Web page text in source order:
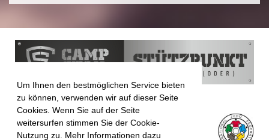
Um Ihnen den bestmöglichen Service bieten
zu können, verwenden wir auf dieser Seite
Cookies. Wenn Sie auf der Seite
weitersurfen stimmen Sie der Cookie-
Nutzung zu. Mehr Informationen dazu